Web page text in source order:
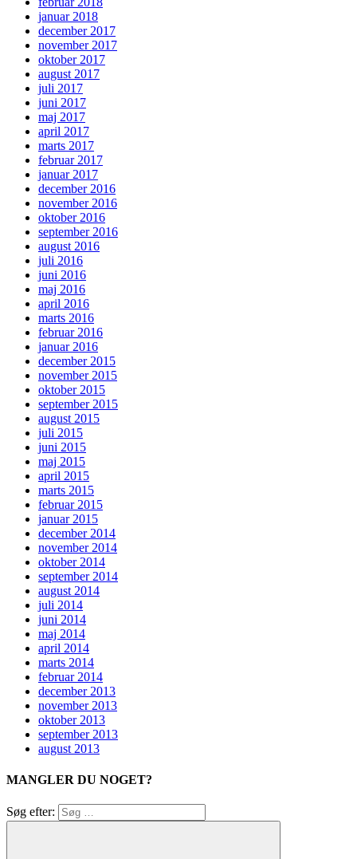
januar 2018
december 2017
november 2017
oktober 2017
august 2017
juli 2017
juni 2017
maj 2017
april 2017
marts 2017
februar 2017
januar 2017
december 2016
november 2016
oktober 2016
september 2016
august 2016
juli 2016
juni 2016
maj 2016
april 2016
marts 2016
februar 2016
januar 2016
december 2015
november 2015
oktober 2015
september 2015
august 2015
juli 2015
juni 2015
maj 2015
april 2015
marts 2015
februar 2015
januar 2015
december 2014
november 2014
oktober 2014
september 2014
august 2014
juli 2014
juni 2014
maj 2014
april 2014
marts 2014
februar 2014
december 2013
november 2013
oktober 2013
september 2013
august 2013
MANGLER DU NOGET?
Søg efter: